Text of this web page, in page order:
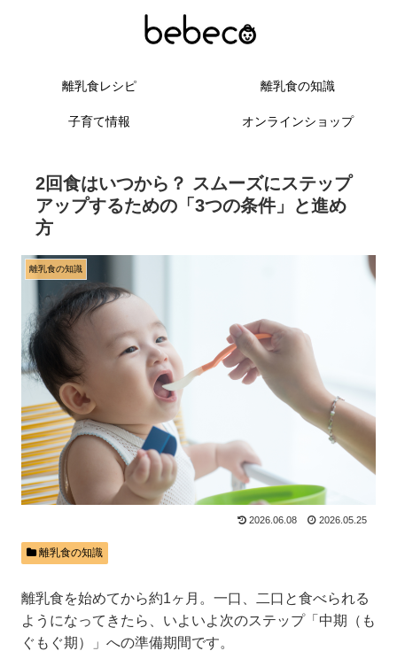
離乳食レシピ 離乳食の知識
子育て情報 オンラインショップ
2回食はいつから？ スムーズにステップ
アップするための「3つの条件」と進め
方
離乳食の知識
2026.06.08 2026.05.25
離乳食の知識
離乳食を始めてから約1ヶ月。一口、二口と食べられる
ようになってきたら、いよいよ次のステップ「中期（も
ぐもぐ期）」への準備期間です。